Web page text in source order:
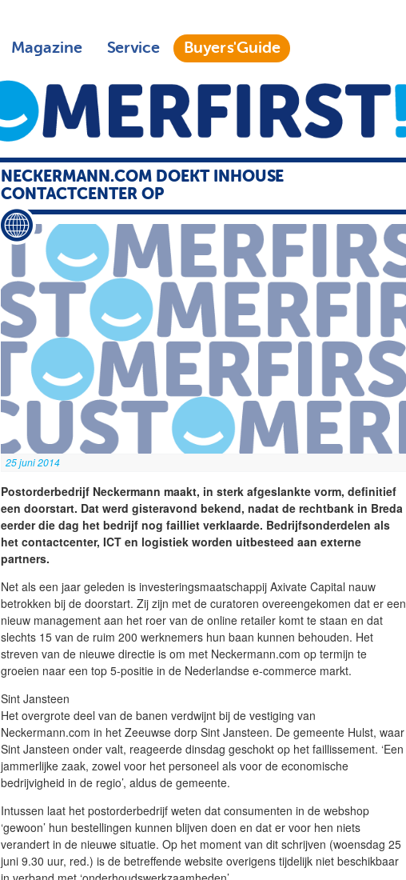
Magazine Service Buyers'Guide
NECKERMANN.COM DOEKT INHOUSE
CONTACTCENTER OP
25 juni 2014
Postorderbedrijf Neckermann maakt, in sterk afgeslankte vorm, definitief
een doorstart. Dat werd gisteravond bekend, nadat de rechtbank in Breda
eerder die dag het bedrijf nog failliet verklaarde. Bedrijfsonderdelen als
het contactcenter, ICT en logistiek worden uitbesteed aan externe
partners.
Net als een jaar geleden is investeringsmaatschappij Axivate Capital nauw
betrokken bij de doorstart. Zij zijn met de curatoren overeengekomen dat er een
nieuw management aan het roer van de online retailer komt te staan en dat
slechts 15 van de ruim 200 werknemers hun baan kunnen behouden. Het
streven van de nieuwe directie is om met Neckermann.com op termijn te
groeien naar een top 5-positie in de Nederlandse e-commerce markt.
Sint Jansteen
Het overgrote deel van de banen verdwijnt bij de vestiging van
Neckermann.com in het Zeeuwse dorp Sint Jansteen. De gemeente Hulst, waar
Sint Jansteen onder valt, reageerde dinsdag geschokt op het faillissement. ‘Een
jammerlijke zaak, zowel voor het personeel als voor de economische
bedrijvigheid in de regio’, aldus de gemeente.
Intussen laat het postorderbedrijf weten dat consumenten in de webshop
‘gewoon’ hun bestellingen kunnen blijven doen en dat er voor hen niets
verandert in de nieuwe situatie. Op het moment van dit schrijven (woensdag 25
juni 9.30 uur, red.) is de betreffende website overigens tijdelijk niet beschikbaar